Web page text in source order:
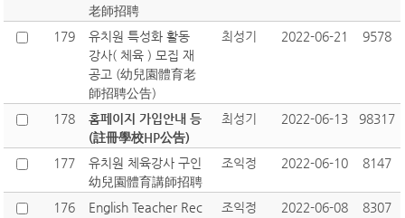
老師招聘
179
유치원 특성화 활동
강사( 체육 ) 모집 재
공고 (幼兒園體育老
師招聘公告)
최성기 2022-06-21 9578
178
홈페이지 가입안내 등
(註冊學校HP公告)
최성기 2022-06-13 98317
177
유치원 체육강사 구인
幼兒園體育講師招聘
조익정 2022-06-10 8147
176
English Teacher Rec
조익정 2022-06-08 8307